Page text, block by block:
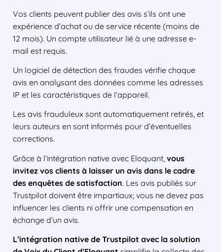
Vos clients peuvent publier des avis s’ils ont une
expérience d’achat ou de service récente (moins de
12 mois). Un compte utilisateur lié à une adresse e-
mail est requis.
Un logiciel de détection des fraudes vérifie chaque
avis en analysant des données comme les adresses
IP et les caractéristiques de l’appareil.
Les avis frauduleux sont automatiquement retirés, et
leurs auteurs en sont informés pour d’éventuelles
corrections.
Grâce à l’intégration native avec Eloquant, vous
invitez vos clients à laisser un avis dans le cadre
des enquêtes de satisfaction. Les avis publiés sur
Trustpilot doivent être impartiaux; vous ne devez pas
influencer les clients ni offrir une compensation en
échange d’un avis.
L’intégration native de Trustpilot avec la solution